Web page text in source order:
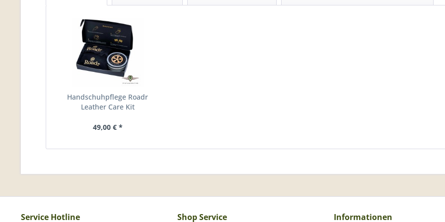
Handschuhpflege Roadr
Leather Care Kit
49,00 € *
Service Hotline Shop Service Informationen